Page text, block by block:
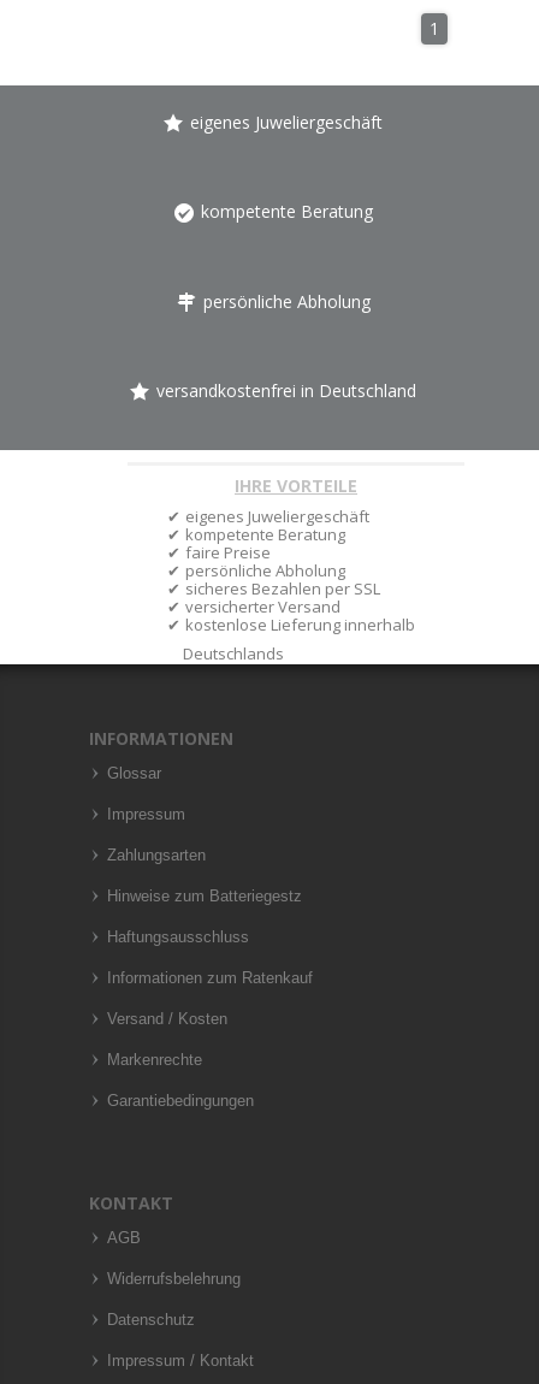
1
eigenes Juweliergeschäft
kompetente Beratung
persönliche Abholung
versandkostenfrei in Deutschland
IHRE VORTEILE
eigenes Juweliergeschäft
kompetente Beratung
faire Preise
persönliche Abholung
sicheres Bezahlen per SSL
versicherter Versand
kostenlose Lieferung innerhalb
Deutschlands
INFORMATIONEN
Glossar
Impressum
Zahlungsarten
Hinweise zum Batteriegestz
Haftungsausschluss
Informationen zum Ratenkauf
Versand / Kosten
Markenrechte
Garantiebedingungen
KONTAKT
AGB
Widerrufsbelehrung
Datenschutz
Impressum / Kontakt